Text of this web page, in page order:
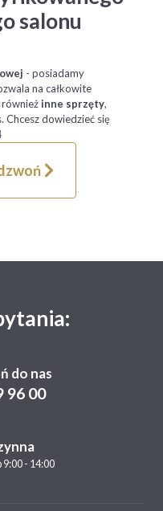
salonu
- posiadamy
na całkowite
również inne sprzęty,
dowiedzieć się
do nas
96 00
9:00 - 14:00